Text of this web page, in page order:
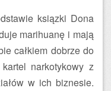
ksiązki Dona
marihuanę i mają
całkiem dobrze do
narkotykowy z
w ich biznesie.